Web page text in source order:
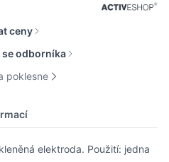
ceny
se odborníka
poklesne
elektroda. Použití: jedna